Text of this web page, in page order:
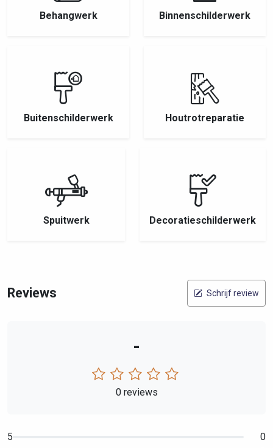
Behangwerk Binnenschilderwerk
Buitenschilderwerk Houtrotreparatie
Spuitwerk Decoratieschilderwerk
Reviews Schrijf review
-
0 reviews
5
0